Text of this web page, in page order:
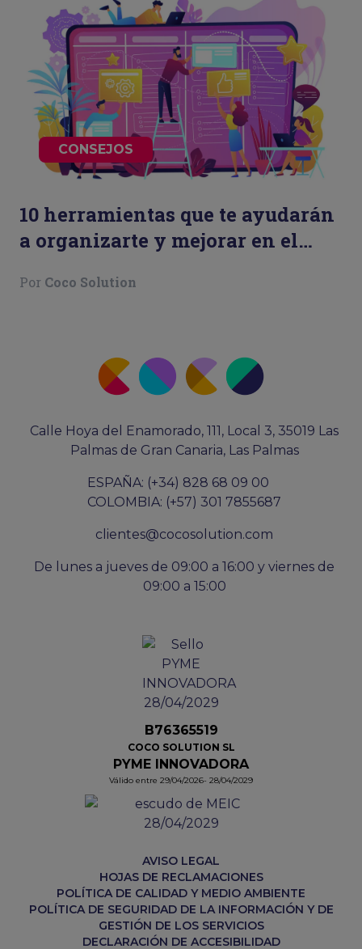
CONSEJOS
10 herramientas que te ayudarán
a organizarte y mejorar en el
Por Coco Solution
Calle Hoya del Enamorado, 111, Local 3, 35019 Las
Palmas de Gran Canaria, Las Palmas
ESPAÑA: (+34) 828 68 09 00
COLOMBIA: (+57) 301 7855687
clientes@cocosolution.com
De lunes a jueves de 09:00 a 16:00 y viernes de
09:00 a 15:00
B76365519
COCO SOLUTION SL
PYME INNOVADORA
Válido entre 29/04/2026- 28/04/2029
AVISO LEGAL
HOJAS DE RECLAMACIONES
POLÍTICA DE CALIDAD Y MEDIO AMBIENTE
POLÍTICA DE SEGURIDAD DE LA INFORMACIÓN Y DE
GESTIÓN DE LOS SERVICIOS
DECLARACIÓN DE ACCESIBILIDAD